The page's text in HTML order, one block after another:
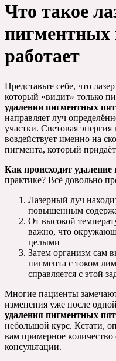
Что такое
пигментных
работает
Представьте себе, что
который «видит» только
удалении пигментных
направляет луч
участки. Световая
воздействует именно на
пигмента, который
Как происходит
практике? Всё довольно
Лазерный луч
повышенным
От высокой
важно, что
целыми
Затем организм сам
пигмента с током
справляется с этой
Многие пациенты
изменения уже после
удаления пигментных
небольшой курс. Кстати,
вам примерное количество
консультации.